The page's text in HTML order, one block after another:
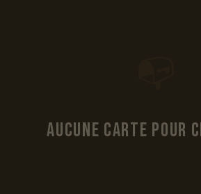
Aucune carte pour